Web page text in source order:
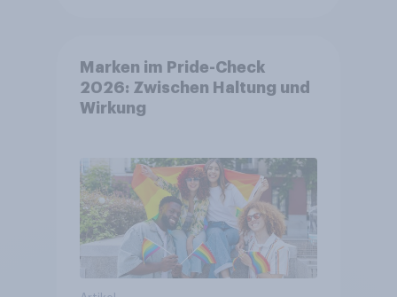
Marken im Pride-Check
2026: Zwischen Haltung und
Wirkung